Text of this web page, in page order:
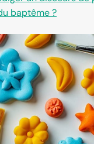
baptême ?